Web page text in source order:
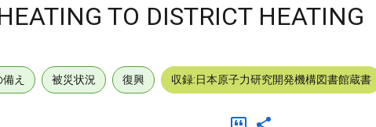
TO DISTRICT HEATING
え 被災状況 復興 収録:日本原子力研究開発機構図書館蔵書